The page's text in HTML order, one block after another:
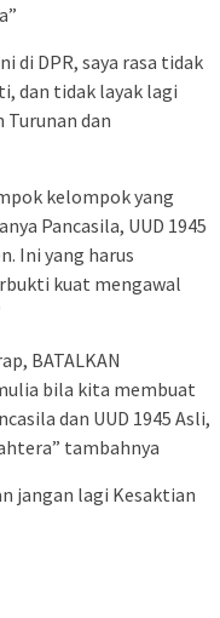
di DPR, saya rasa tidak
dan tidak layak lagi
Turunan dan
kelompok yang
Pancasila, UUD 1945
Ini yang harus
kuat mengawal
BATALKAN
bila kita membuat
dan UUD 1945 Asli,
tambahnya
jangan lagi Kesaktian